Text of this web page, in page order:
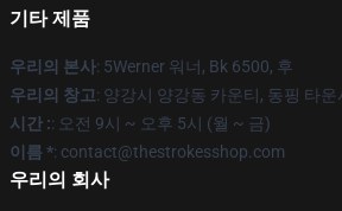
기타 제품
우리의 본사: 5Werner 워너, Bk 6500, 후
우리의 창고: 양강시 양강동 카운티, 동핑 타
시간 :: 오전 9시 ~ 오후 5시 (월 ~ 금)
이름 *: contact@thestrokesshop.com
우리의 회사